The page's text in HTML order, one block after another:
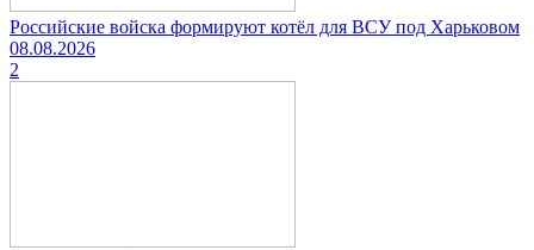
Российские войска формируют котёл для ВСУ под Харьковом
08.08.2026
2